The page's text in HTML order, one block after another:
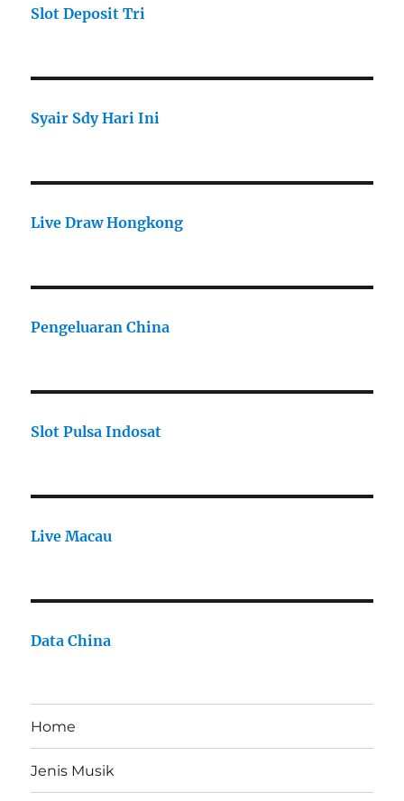
Slot Deposit Tri
Syair Sdy Hari Ini
Live Draw Hongkong
Pengeluaran China
Slot Pulsa Indosat
Live Macau
Data China
Home
Jenis Musik